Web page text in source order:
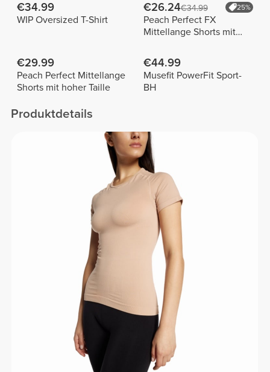
€34.99
WIP Oversized T-Shirt
€26.24€34.99 25%
Peach Perfect FX
Mittellange Shorts mit
€29.99
Peach Perfect Mittellange
Shorts mit hoher Taille
€44.99
Musefit PowerFit Sport-
BH
Produktdetails